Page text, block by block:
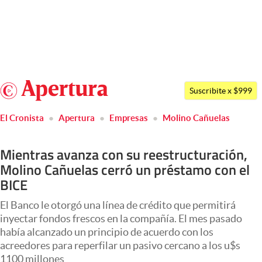
Argentina
México
Colombia
Uruguay
Members
Economía y Política
Mercados Online
Negocios
Columnistas
Otras secciones
Apertura
Suscribite x $999
El Cronista Apertura Empresas Molino Cañuelas
Mientras avanza con su reestructuración,
Molino Cañuelas cerró un préstamo con el
BICE
El Banco le otorgó una línea de crédito que permitirá
inyectar fondos frescos en la compañía. El mes pasado
había alcanzado un principio de acuerdo con los
acreedores para reperfilar un pasivo cercano a los u$s
1100 millones